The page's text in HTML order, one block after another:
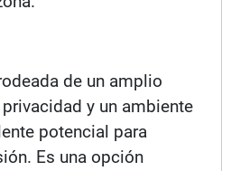
de un amplio
y un ambiente
potencial para
Es una opción